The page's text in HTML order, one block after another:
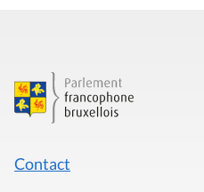
Contact